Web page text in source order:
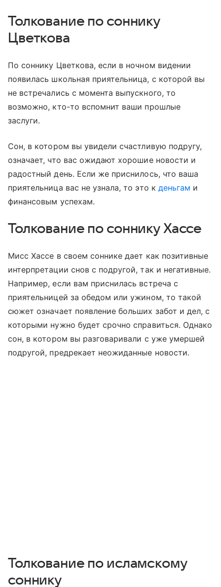
Толкование по соннику
Цветкова
По соннику Цветкова, если в ночном видении
появилась школьная приятельница, с которой вы
не встречались с момента выпускного, то
возможно, кто-то вспомнит ваши прошлые
заслуги.
Сон, в котором вы увидели счастливую подругу,
означает, что вас ожидают хорошие новости и
радостный день. Если же приснилось, что ваша
приятельница вас не узнала, то это к деньгам и
финансовым успехам.
Толкование по соннику Хассе
Мисс Хассе в своем соннике дает как позитивные
интерпретации снов с подругой, так и негативные.
Например, если вам приснилась встреча с
приятельницей за обедом или ужином, то такой
сюжет означает появление больших забот и дел, с
которыми нужно будет срочно справиться. Однако
сон, в котором вы разговаривали с уже умершей
подругой, предрекает неожиданные новости.
Толкование по исламскому
соннику